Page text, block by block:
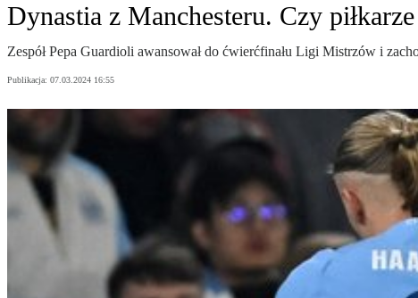
Dynastia z Manchesteru. Czy
Zespół Pepa Guardioli awansował do ćwierćfinału Ligi Mistrzów i
Publikacja: 07.03.2024 16:55